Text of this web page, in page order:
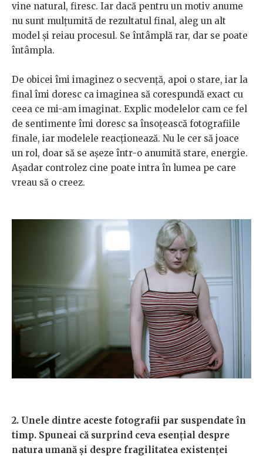
vine natural, firesc. Iar dacă pentru un motiv anume
nu sunt mulțumită de rezultatul final, aleg un alt
model și reiau procesul. Se întâmplă rar, dar se poate
întâmpla.
De obicei îmi imaginez o secvență, apoi o stare, iar la
final îmi doresc ca imaginea să corespundă exact cu
ceea ce mi-am imaginat. Explic modelelor cam ce fel
de sentimente îmi doresc sa însoțească fotografiile
finale, iar modelele reacționează. Nu le cer să joace
un rol, doar să se așeze într-o anumită stare, energie.
Așadar controlez cine poate intra în lumea pe care
vreau să o creez.
2. Unele dintre aceste fotografii par suspendate în
timp. Spuneai că surprind ceva esențial despre
natura umană și despre fragilitatea existenței